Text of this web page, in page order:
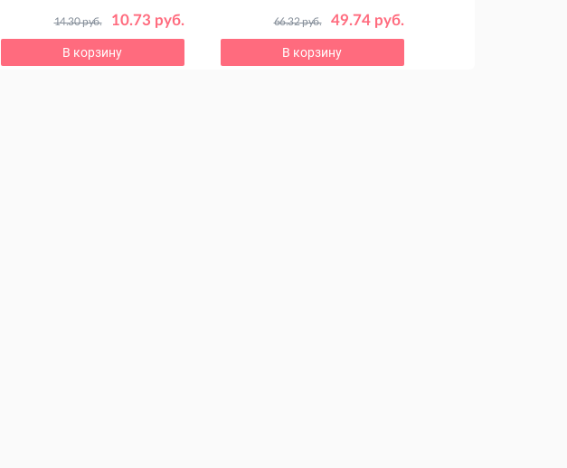
10.73 руб.
14.30 руб.
В корзину
49.74 руб.
66.32 руб.
В корзину